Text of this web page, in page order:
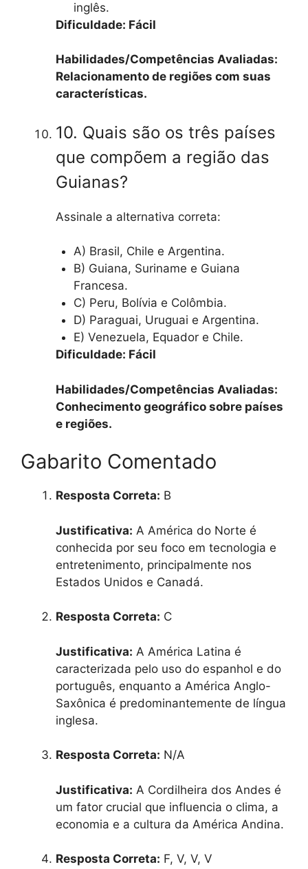
inglês.
Dificuldade: Fácil
Habilidades/Competências Avaliadas:
Relacionamento de regiões com suas
características.
10. Quais são os três países
que compõem a região das
Guianas?
Assinale a alternativa correta:
A) Brasil, Chile e Argentina.
B) Guiana, Suriname e Guiana
Francesa.
C) Peru, Bolívia e Colômbia.
D) Paraguai, Uruguai e Argentina.
E) Venezuela, Equador e Chile.
Dificuldade: Fácil
Habilidades/Competências Avaliadas:
Conhecimento geográfico sobre países
e regiões.
Gabarito Comentado
Resposta Correta: B
Justificativa: A América do Norte é
conhecida por seu foco em tecnologia e
entretenimento, principalmente nos
Estados Unidos e Canadá.
Resposta Correta: C
Justificativa: A América Latina é
caracterizada pelo uso do espanhol e do
português, enquanto a América Anglo-
Saxônica é predominantemente de língua
inglesa.
Resposta Correta: N/A
Justificativa: A Cordilheira dos Andes é
um fator crucial que influencia o clima, a
economia e a cultura da América Andina.
Resposta Correta: F, V, V, V